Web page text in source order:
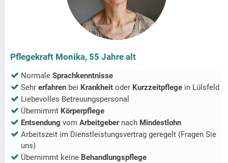
Pflegekraft Monika, 55 Jahre alt
Normale Sprachkenntnisse
Sehr erfahren bei Krankheit oder Kurzzeitpflege in Lülsfeld
Liebevolles Betreuungspersonal
Übernimmt Körperpflege
Entsendung vom Arbeitgeber nach Mindestlohn
Arbeitszeit im Dienstleistungsvertrag geregelt (Fragen Sie
uns)
Übernimmt keine Behandlungspflege